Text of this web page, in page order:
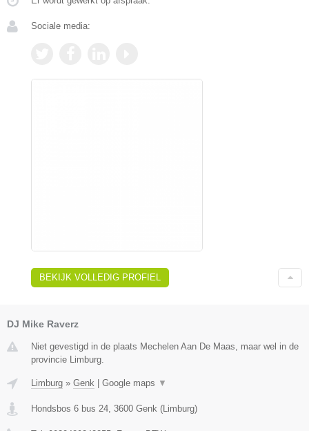
Sociale media:
BEKIJK VOLLEDIG PROFIEL
DJ Mike Raverz
Niet gevestigd in de plaats Mechelen Aan De Maas, maar wel in de
provincie Limburg.
Limburg » Genk Google maps ▼
Hondsbos 6 bus 24 3600 Genk ( Limburg)